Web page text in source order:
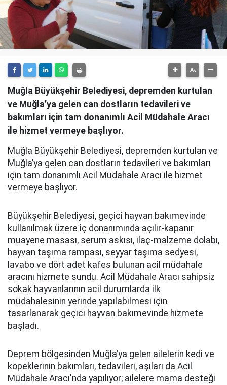
Muğla Büyükşehir Belediyesi, depremden kurtulan
ve Muğla’ya gelen can dostların tedavileri ve
bakımları için tam donanımlı Acil Müdahale Aracı
ile hizmet vermeye başlıyor.
Muğla Büyükşehir Belediyesi, depremden kurtulan ve
Muğla’ya gelen can dostların tedavileri ve bakımları
için tam donanımlı Acil Müdahale Aracı ile hizmet
vermeye başlıyor.
Büyükşehir Belediyesi, geçici hayvan bakımevinde
kullanılmak üzere iç donanımında açılır-kapanır
muayene masası, serum askısı, ilaç-malzeme dolabı,
hayvan taşıma rampası, seyyar taşıma sedyesi,
lavabo ve dört adet kafes bulunan acil müdahale
aracını hizmete sundu. Acil Müdahale Aracı sahipsiz
sokak hayvanlarının acil durumlarda ilk
müdahalesinin yerinde yapılabilmesi için
tasarlanarak geçici hayvan bakımevinde hizmete
başladı.
Deprem bölgesinden Muğla’ya gelen ailelerin kedi ve
köpeklerinin bakımları, tedavileri, aşıları da Acil
Müdahale Aracı'nda yapılıyor; ailelere mama desteği